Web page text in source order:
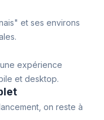
et ses environs
expérience
et desktop.
on reste à